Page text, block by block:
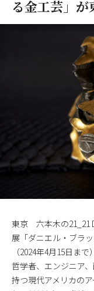
る金工芸」
東京 六本木の21_21
展「ダニエル・ブラ
（2024年4月15日ま
哲学者、エンジニア
持つ現代アメリカの